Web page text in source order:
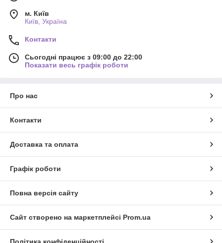
м. Київ
Київ, Україна
Контакти
Сьогодні працює з 09:00 до 22:00
Показати весь графік роботи
Про нас
Контакти
Доставка та оплата
Графік роботи
Повна версія сайту
Сайт створено на маркетплейсі Prom.ua